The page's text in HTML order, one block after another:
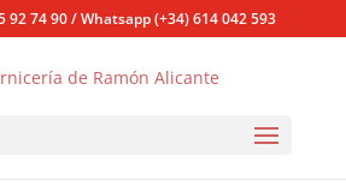
92 74 90 / Whatsapp (+34) 614 042 593